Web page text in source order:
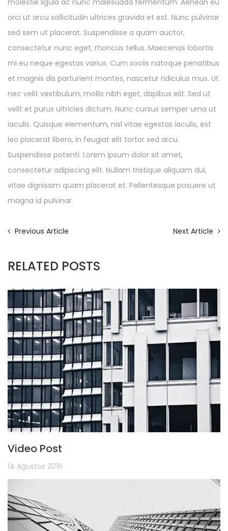
orci ut arcu sollicitudin ultrices gravida et est. Nunc pulvinar
sed sem ut placerat. Suspendisse a quam auctor,
consectetur nunc eget, rhoncus tellus. Maecenas lobortis
mi eu neque egestas varius. Cum sociis natoque penatibus
et magnis dis parturient montes, nascetur ridiculus mus. Ut
nec velit vestibulum, mollis nibh eget, dapibus elit. Sed ut
velit et purus ultricies dictum. Nunc cursus semper urna ut
iaculis. Quisque elementum, nisl vitae egestas iaculis, est
leo placerat libero, in feugiat elit tortor sed arcu.
Suspendisse potenti. Lorem ipsum dolor sit amet,
consectetur adipiscing elit. Nullam tristique aliquam dui,
vitae dignissim quam placerat et. Pellentesque posuere ut
magna id pulvinar.
Yazı
dolaşımı
Previous Article Next Article
RELATED POSTS
Video Post
14 Ağustos 2016